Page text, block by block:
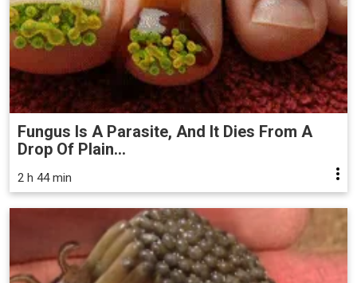
Fungus Is A Parasite, And It Dies From A
Drop Of Plain...
2 h 44 min